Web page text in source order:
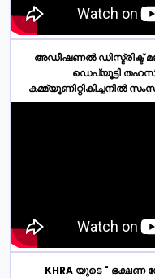
അഡീഷണൽ ഡിസ്ട്രിക്ട്
ഡെപ്യൂട്ടി
കമ്മ്യൂണിറ്റികിച്ചനിൽ
KHRA യുടെ " ഭക്ഷണ